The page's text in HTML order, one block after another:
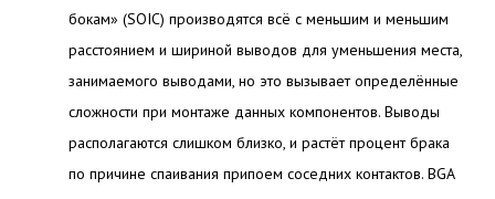
бокам» (SOIC) производятся всё с меньшим и меньшим
расстоянием и шириной выводов для уменьшения места,
занимаемого выводами, но это вызывает определённые
сложности при монтаже данных компонентов. Выводы
располагаются слишком близко, и растёт процент брака
по причине спаивания припоем соседних контактов. BGA